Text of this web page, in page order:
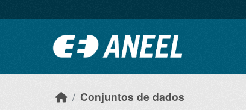
Conjuntos de dados